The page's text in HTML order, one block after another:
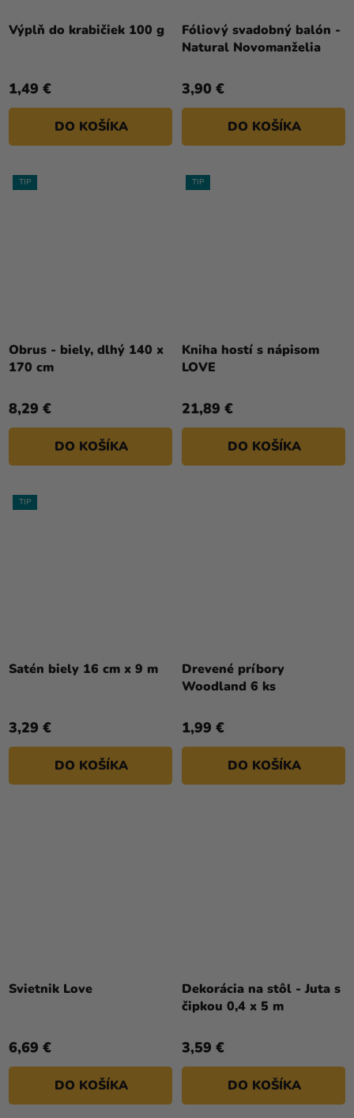
Výplň do krabičiek 100 g
1,49 €
DO KOŠÍKA
Fóliový svadobný balón -
Natural Novomanželia
3,90 €
DO KOŠÍKA
TIP
Obrus - biely, dlhý 140 x
170 cm
8,29 €
DO KOŠÍKA
TIP
Kniha hostí s nápisom
LOVE
21,89 €
DO KOŠÍKA
TIP
Satén biely 16 cm x 9 m
3,29 €
DO KOŠÍKA
Drevené príbory
Woodland 6 ks
1,99 €
DO KOŠÍKA
Svietnik Love
6,69 €
DO KOŠÍKA
Dekorácia na stôl - Juta s
čipkou 0,4 x 5 m
3,59 €
DO KOŠÍKA